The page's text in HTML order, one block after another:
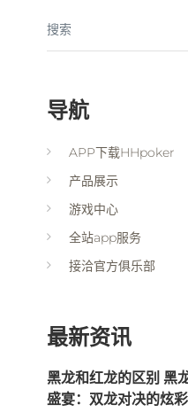
搜索
导航
APP下载HHpoker
产品展示
游戏中心
全站app服务
接洽官方俱乐部
最新资讯
黑龙和红龙的区别 黑
盛宴：双龙对决的炫